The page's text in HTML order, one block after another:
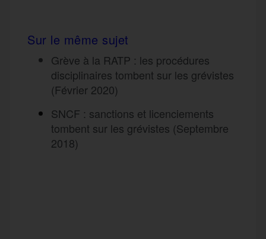
Sur le même sujet
Grève à la RATP : les procédures
disciplinaires tombent sur les grévistes
(Février 2020)
SNCF : sanctions et licenciements
tombent sur les grévistes (Septembre
2018)